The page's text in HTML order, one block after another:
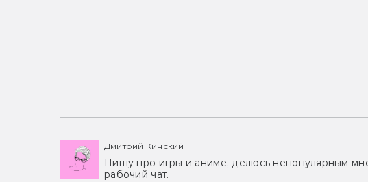
Дмитрий Кинский
Пишу про игры и аниме, делюсь непопулярным
рабочий чат.